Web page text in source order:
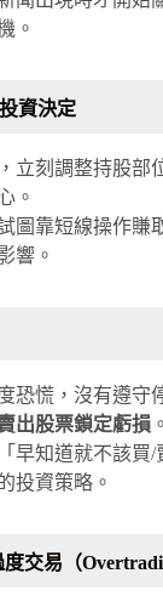
。
資決定
立刻調整持股部
。
圖靠短線操作賺
響。
恐慌，沒有遵守
賣出股票鎖定虧損 。
早知道就不該買/
投資策略。
交易（